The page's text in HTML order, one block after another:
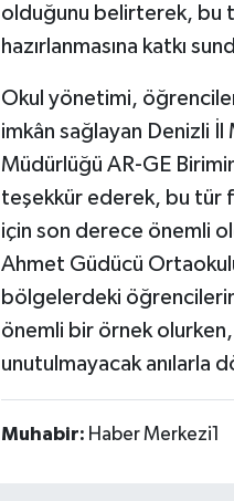
olduğunu belirterek, bu
hazırlanmasına katkı
Okul yönetimi,
imkân sağlayan Denizli İl
Müdürlüğü AR-GE
teşekkür ederek, bu tür
için son derece önemli
Ahmet Güdücü
bölgelerdeki
önemli bir örnek
unutulmayacak anılarla
Muhabir: Haber Merkezi1